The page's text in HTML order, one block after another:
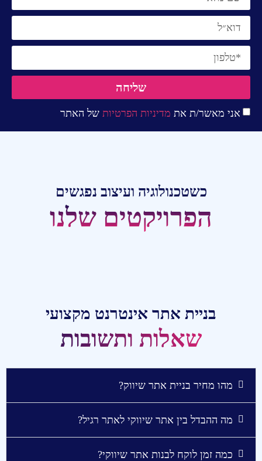
אני מאשר/ת את מדיניות הפרטיות של האתר
שליחה
כשטכנולוגיה ועיצוב נפגשים
הפרויקטים שלנו
בניית אתר אינטרנט מקצועי
שאלות ותשובות
מהו מחיר בניית אתר שיווק?
מה ההבדל בין אתר שיווקי לאתר רגיל?
כמה זמן לוקח לבנות אתר שיווקי?